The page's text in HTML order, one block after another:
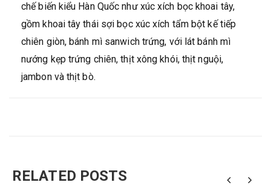
chế biến kiểu Hàn Quốc như xúc xích bọc khoai tây,
gồm khoai tây thái sợi bọc xúc xích tẩm bột kế tiếp
chiên giòn, bánh mì sanwich trứng, với lát bánh mì
nướng kẹp trứng chiên, thịt xông khói, thịt nguội,
jambon và thịt bò.
RELATED POSTS